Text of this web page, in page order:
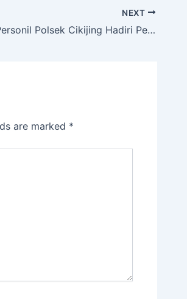
NEXT
Personil Polsek Cikijing Hadiri Peringatan Isra’ Mi’raj Nabi Muhammad SAW. Di Desa Bagjasari
are marked *